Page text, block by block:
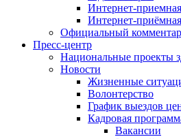
Интернет-приемная
Интернет-
Официальный
Пресс-центр
Национальные проекты
Новости
Жизненные
Волонтерство
График выездов
Кадровая
Вакансии